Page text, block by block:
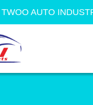
AUTO